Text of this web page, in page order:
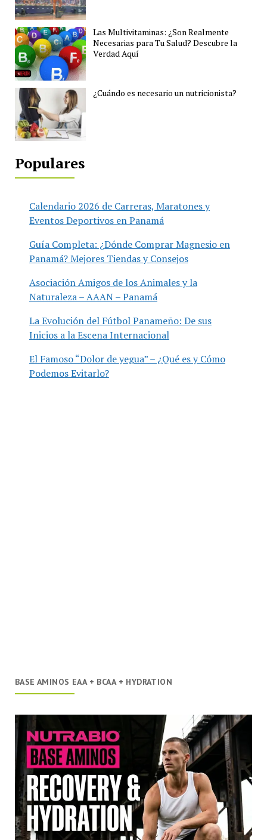
Las Multivitaminas: ¿Son Realmente
Necesarias para Tu Salud? Descubre la
Verdad Aquí
¿Cuándo es necesario un nutricionista?
Populares
Calendario 2026 de Carreras, Maratones y
Eventos Deportivos en Panamá
Guía Completa: ¿Dónde Comprar Magnesio en
Panamá? Mejores Tiendas y Consejos
Asociación Amigos de los Animales y la
Naturaleza – AAAN – Panamá
La Evolución del Fútbol Panameño: De sus
Inicios a la Escena Internacional
El Famoso “Dolor de yegua” – ¿Qué es y Cómo
Podemos Evitarlo?
BASE AMINOS EAA + BCAA + HYDRATION